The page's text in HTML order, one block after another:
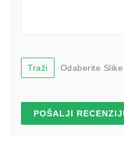
Traži Odaberite Slike